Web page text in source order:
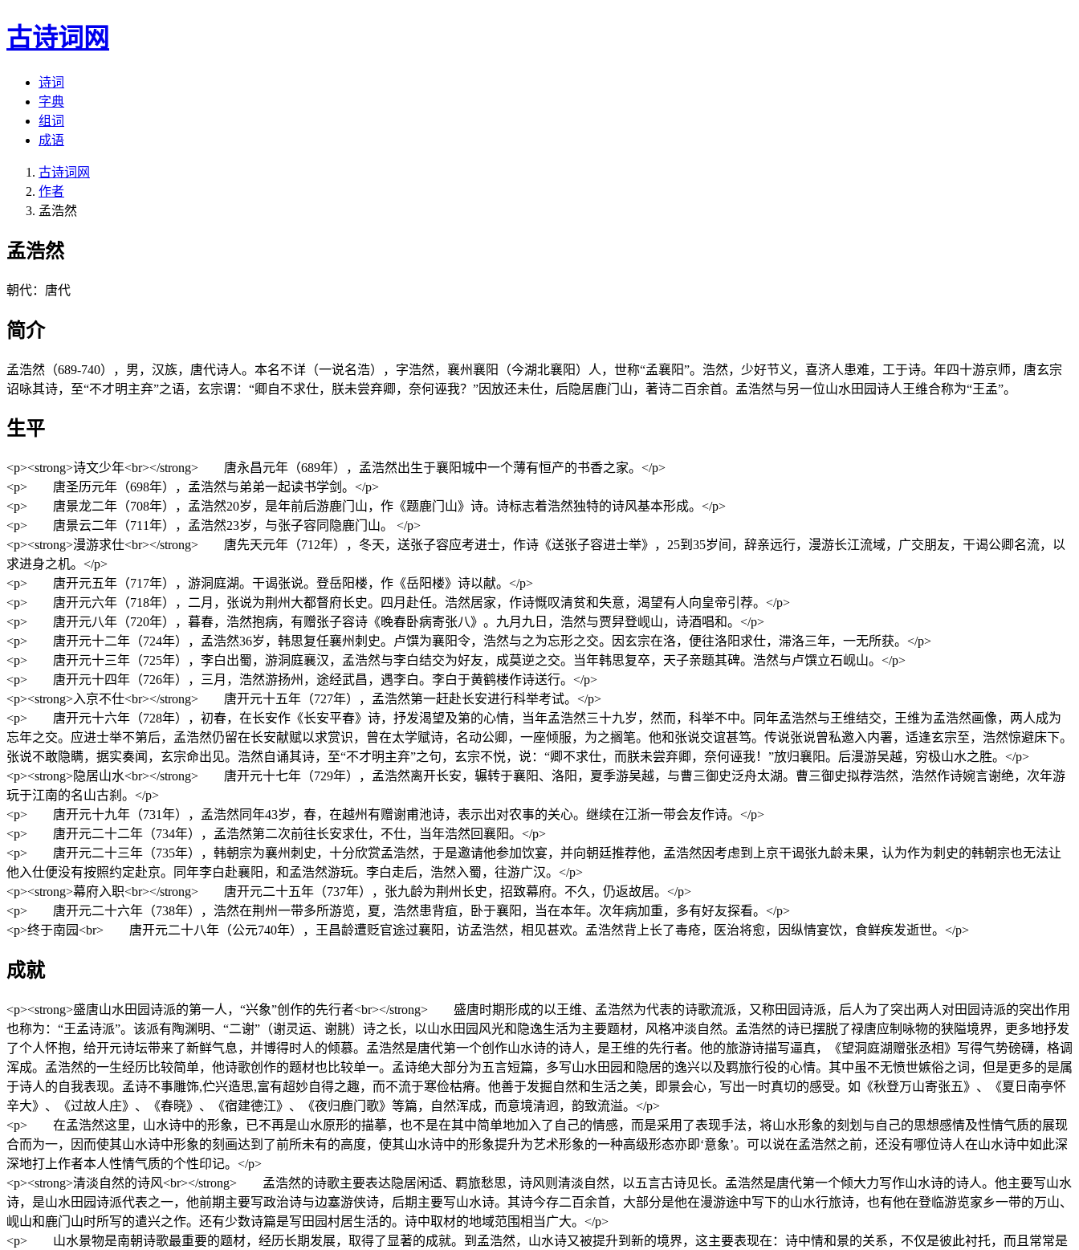
古诗词网
诗词
字典
组词
成语
古诗词网
作者
孟浩然
孟浩然
朝代：唐代
简介
孟浩然（689-740），男，汉族，唐代诗人。本名不详（一说名浩），字浩然，襄州襄阳（今湖北襄阳）人，世称“孟襄阳”。浩然，少好节义，喜济人患难，工于诗。年四十游京师，唐玄宗
诏咏其诗，至“不才明主弃”之语，玄宗谓：“卿自不求仕，朕未尝弃卿，奈何诬我？”因放还未仕，后隐居鹿门山，著诗二百余首。孟浩然与另一位山水田园诗人王维合称为“王孟”。
生平
<p><strong>诗文少年<br></strong> 唐永昌元年（689年），孟浩然出生于襄阳城中一个薄有恒产的书香之家。</p>
<p> 唐圣历元年（698年），孟浩然与弟弟一起读书学剑。</p>
<p> 唐景龙二年（708年），孟浩然20岁，是年前后游鹿门山，作《题鹿门山》诗。诗标志着浩然独特的诗风基本形成。</p>
<p> 唐景云二年（711年），孟浩然23岁，与张子容同隐鹿门山。 </p>
<p><strong>漫游求仕<br></strong> 唐先天元年（712年），冬天，送张子容应考进士，作诗《送张子容进士举》，25到35岁间，辞亲远行，漫游长江流域，广交朋友，干谒公卿名流，以
求进身之机。</p>
<p> 唐开元五年（717年），游洞庭湖。干谒张说。登岳阳楼，作《岳阳楼》诗以献。</p>
<p> 唐开元六年（718年），二月，张说为荆州大都督府长史。四月赴任。浩然居家，作诗慨叹清贫和失意，渴望有人向皇帝引荐。</p>
<p> 唐开元八年（720年），暮春，浩然抱病，有赠张子容诗《晚春卧病寄张八》。九月九日，浩然与贾舁登岘山，诗酒唱和。</p>
<p> 唐开元十二年（724年），孟浩然36岁，韩思复任襄州刺史。卢馔为襄阳令，浩然与之为忘形之交。因玄宗在洛，便往洛阳求仕，滞洛三年，一无所获。</p>
<p> 唐开元十三年（725年），李白出蜀，游洞庭襄汉，孟浩然与李白结交为好友，成莫逆之交。当年韩思复卒，天子亲题其碑。浩然与卢馔立石岘山。</p>
<p> 唐开元十四年（726年），三月，浩然游扬州，途经武昌，遇李白。李白于黄鹤楼作诗送行。</p>
<p><strong>入京不仕<br></strong> 唐开元十五年（727年），孟浩然第一赶赴长安进行科举考试。</p>
<p> 唐开元十六年（728年），初春，在长安作《长安平春》诗，抒发渴望及第的心情，当年孟浩然三十九岁，然而，科举不中。同年孟浩然与王维结交，王维为孟浩然画像，两人成为
忘年之交。应进士举不第后，孟浩然仍留在长安献赋以求赏识，曾在太学赋诗，名动公卿，一座倾服，为之搁笔。他和张说交谊甚笃。传说张说曾私邀入内署，适逢玄宗至，浩然惊避床下。
张说不敢隐瞒，据实奏闻，玄宗命出见。浩然自诵其诗，至“不才明主弃”之句，玄宗不悦，说：“卿不求仕，而朕未尝弃卿，奈何诬我！”放归襄阳。后漫游吴越，穷极山水之胜。</p>
<p><strong>隐居山水<br></strong> 唐开元十七年（729年），孟浩然离开长安，辗转于襄阳、洛阳，夏季游吴越，与曹三御史泛舟太湖。曹三御史拟荐浩然，浩然作诗婉言谢绝，次年游
玩于江南的名山古刹。</p>
<p> 唐开元十九年（731年），孟浩然同年43岁，春，在越州有赠谢甫池诗，表示出对农事的关心。继续在江浙一带会友作诗。</p>
<p> 唐开元二十二年（734年），孟浩然第二次前往长安求仕，不仕，当年浩然回襄阳。</p>
<p> 唐开元二十三年（735年），韩朝宗为襄州刺史，十分欣赏孟浩然，于是邀请他参加饮宴，并向朝廷推荐他，孟浩然因考虑到上京干谒张九龄未果，认为作为刺史的韩朝宗也无法让
他入仕便没有按照约定赴京。同年李白赴襄阳，和孟浩然游玩。李白走后，浩然入蜀，往游广汉。</p>
<p><strong>幕府入职<br></strong> 唐开元二十五年（737年），张九龄为荆州长史，招致幕府。不久，仍返故居。</p>
<p> 唐开元二十六年（738年），浩然在荆州一带多所游览，夏，浩然患背疽，卧于襄阳，当在本年。次年病加重，多有好友探看。</p>
<p>终于南园<br> 唐开元二十八年（公元740年），王昌龄遭贬官途过襄阳，访孟浩然，相见甚欢。孟浩然背上长了毒疮，医治将愈，因纵情宴饮，食鲜疾发逝世。</p>
成就
<p><strong>盛唐山水田园诗派的第一人，“兴象”创作的先行者<br></strong> 盛唐时期形成的以王维、孟浩然为代表的诗歌流派，又称田园诗派，后人为了突出两人对田园诗派的突出作用
也称为：“王孟诗派”。该派有陶渊明、“二谢”（谢灵运、谢朓）诗之长，以山水田园风光和隐逸生活为主要题材，风格冲淡自然。孟浩然的诗已摆脱了禄唐应制咏物的狭隘境界，更多地抒发
了个人怀抱，给开元诗坛带来了新鲜气息，并博得时人的倾慕。孟浩然是唐代第一个创作山水诗的诗人，是王维的先行者。他的旅游诗描写逼真，《望洞庭湖赠张丞相》写得气势磅礴，格调
浑成。孟浩然的一生经历比较简单，他诗歌创作的题材也比较单一。孟诗绝大部分为五言短篇，多写山水田园和隐居的逸兴以及羁旅行役的心情。其中虽不无愤世嫉俗之词，但是更多的是属
于诗人的自我表现。孟诗不事雕饰,伫兴造思,富有超妙自得之趣，而不流于寒俭枯瘠。他善于发掘自然和生活之美，即景会心，写出一时真切的感受。如《秋登万山寄张五》、《夏日南亭怀
辛大》、《过故人庄》、《春晓》、《宿建德江》、《夜归鹿门歌》等篇，自然浑成，而意境清迥，韵致流溢。</p>
<p> 在孟浩然这里，山水诗中的形象，已不再是山水原形的描摹，也不是在其中简单地加入了自己的情感，而是采用了表现手法，将山水形象的刻划与自己的思想感情及性情气质的展现
合而为一，因而使其山水诗中形象的刻画达到了前所未有的高度，使其山水诗中的形象提升为艺术形象的一种高级形态亦即‘意象’。可以说在孟浩然之前，还没有哪位诗人在山水诗中如此深
深地打上作者本人性情气质的个性印记。</p>
<p><strong>清淡自然的诗风<br></strong> 孟浩然的诗歌主要表达隐居闲适、羁旅愁思，诗风则清淡自然，以五言古诗见长。孟浩然是唐代第一个倾大力写作山水诗的诗人。他主要写山水
诗，是山水田园诗派代表之一，他前期主要写政治诗与边塞游侠诗，后期主要写山水诗。其诗今存二百余首，大部分是他在漫游途中写下的山水行旅诗，也有他在登临游览家乡一带的万山、
岘山和鹿门山时所写的遣兴之作。还有少数诗篇是写田园村居生活的。诗中取材的地域范围相当广大。</p>
<p> 山水景物是南朝诗歌最重要的题材，经历长期发展，取得了显著的成就。到孟浩然，山水诗又被提升到新的境界，这主要表现在：诗中情和景的关系，不仅是彼此衬托，而且常常是